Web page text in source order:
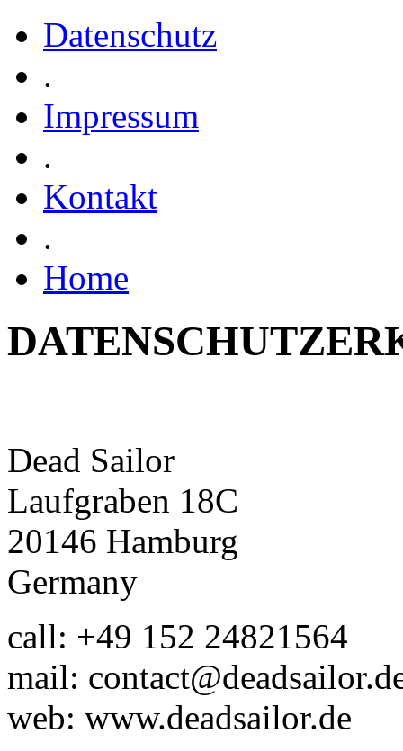
Datenschutz
.
Impressum
.
Kontakt
.
Home
Dead Sailor
Laufgraben 18C
20146 Hamburg
Germany
call: +49 152 24821564
mail:
web: www.deadsailor.de